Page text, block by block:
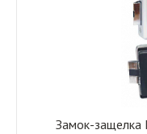
Замок-защелка